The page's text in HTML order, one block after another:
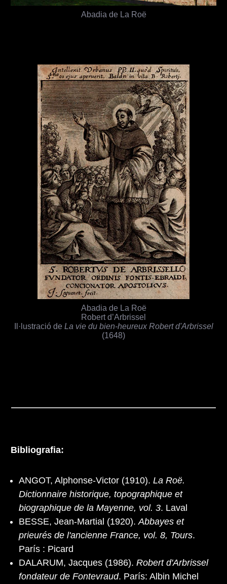
Abadia de La Roë
Abadia de La Roë
Robert d’Arbrissel
Il·lustració de La vie du bien-heureux Robert d'Arbrissel
(1648)
Bibliografia:
ANGOT, Alphonse-Victor (1910). La Roë.
Dictionnaire historique, topographique et
biographique de la Mayenne, vol. 3. Laval
BESSE, Jean-Martial (1920). Abbayes et
prieurés de l'ancienne France, vol. 8, Tours.
París : Picard
DALARUM, Jacques (1986). Robert d'Arbrissel
fondateur de Fontevraud. París: Albin Michel